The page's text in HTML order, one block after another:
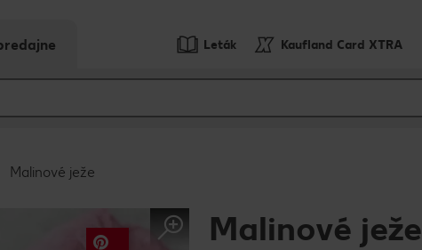
Leták Kaufland Card XTRA
Malinové ježe
Malinové ježe